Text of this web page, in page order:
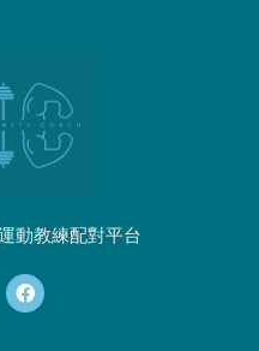
動教練配對平台